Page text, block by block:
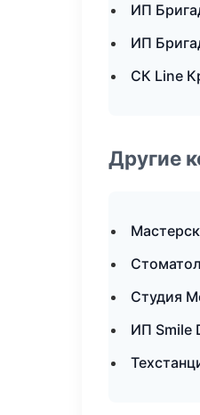
ИП
ИП
СК Line
Другие
Студия
ИП Smile